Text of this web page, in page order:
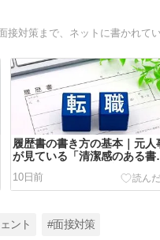
履歴書の書き方の基本｜元人
が見ている「清潔感のある書
10日前
ント #面接対策